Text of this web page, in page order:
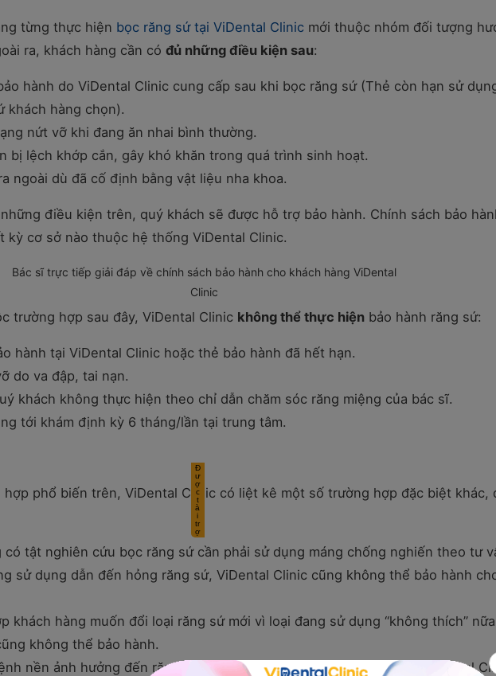
từng thực hiện bọc răng sứ tại ViDental Clinic mới thuộc nhóm đối tượng
ra, khách hàng cần có đủ những điều kiện sau:
hành do ViDental Clinic cung cấp sau khi bọc răng sứ (Thẻ còn hạn sử
khách hàng chọn).
nứt vỡ khi đang ăn nhai bình thường.
bị lệch khớp cắn, gây khó khăn trong quá trình sinh hoạt.
ngoài dù đã cố định bằng vật liệu nha khoa.
điều kiện trên, quý khách sẽ được hỗ trợ bảo hành. Chính sách bảo
kỳ cơ sở nào thuộc hệ thống ViDental Clinic.
Bác sĩ trực tiếp giải đáp về chính sách bảo hành cho khách hàng ViDental
Clinic
trường hợp sau đây, ViDental Clinic không thể thực hiện bảo hành răng sứ:
hành tại ViDental Clinic hoặc thẻ bảo hành đã hết hạn.
do va đập, tai nạn.
khách không thực hiện theo chỉ dẫn chăm sóc răng miệng của bác sĩ.
tới khám định kỳ 6 tháng/lần tại trung tâm.
hợp phổ biến trên, ViDental Clinic có liệt kê một số trường hợp đặc biệt khác,
có tật nghiên cứu bọc răng sứ cần phải sử dụng máng chống nghiến theo tư
sử dụng dẫn đến hỏng răng sứ, ViDental Clinic cũng không thể bảo hành
khách hàng muốn đổi loại răng sứ mới vì loại đang sử dụng “không thích”
không thể bảo hành.
nền ảnh hưởng đến răng miệng như tiểu đường, loãng xương,…ViDental